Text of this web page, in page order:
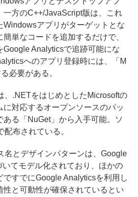
一方のC++/JavaScript版は、これ
Windowsアプリがターゲットとな
単なコードを追加するだけで、
Google Analyticsで追跡可能にな
へのアプリ登録時には、「M
必要がある。
.NETをはじめとしたMicrosoftの
に対応するオープンソースのパッ
る「NuGet」から入手可能。ソ
布されている。
とデザインパターンは、Google
てモデル化されており、ほかの
ですでにGoogle Analyticsを利用し
性と可動性が確保されているとい